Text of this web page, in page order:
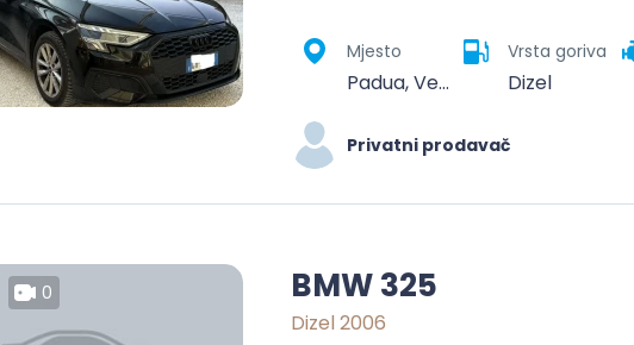
Mjesto
Padua, Veneto, 35100, Italy
Vrsta goriva
Dizel
Privatni prodavač
0 BMW 325
Dizel 2006